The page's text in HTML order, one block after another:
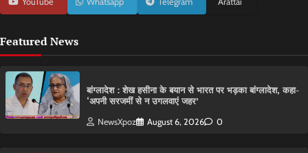
Featured News
बांग्लादेश : शेख हसीना के बयान से भारत पर भड़का बांग्लादेश, कहा-
‘अपनी सरजमीं से न उगलवाएं जहर’
NewsXpoz August 6, 2026 0